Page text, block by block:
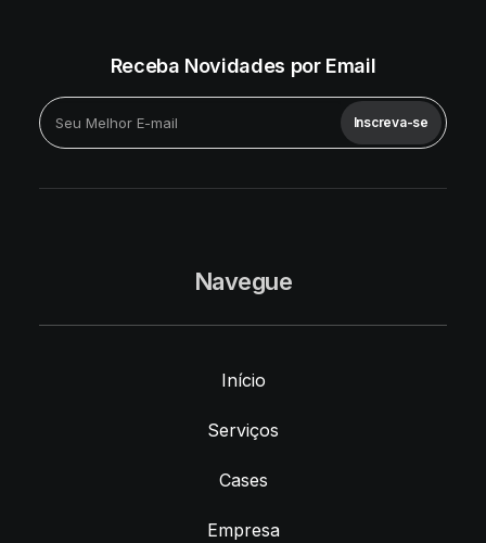
Receba Novidades por Email
Inscreva-se
Navegue
Início
Serviços
Cases
Empresa